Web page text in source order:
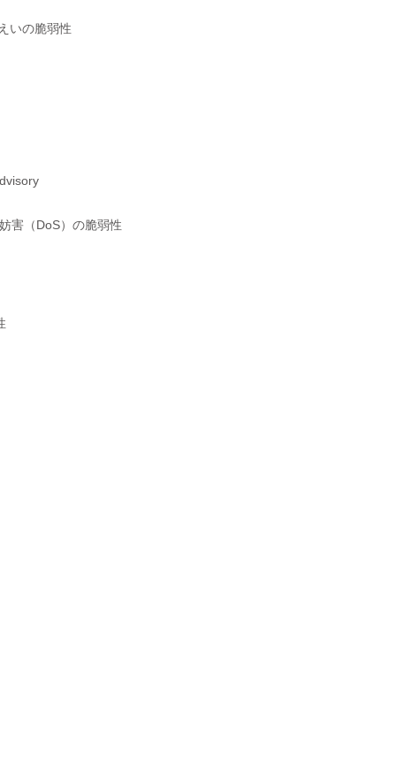
いの脆弱性
害（DoS）の脆弱性